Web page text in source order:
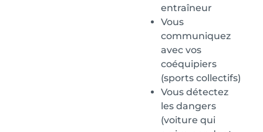
entraîneur
Vous
communiquez
avec vos
coéquipiers
(sports collectifs)
Vous détectez
les dangers
(voiture qui